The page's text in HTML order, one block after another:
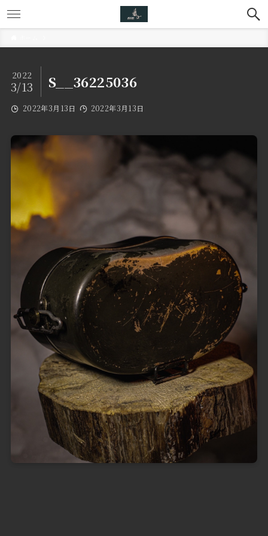
S__36225036
2022
3/13
2022年3月13日 2022年3月13日